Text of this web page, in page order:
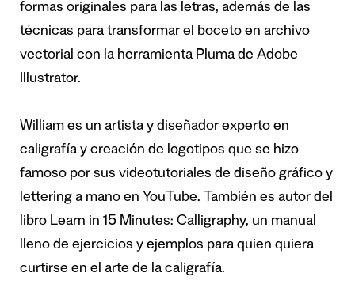
formas originales para las letras, además de las
técnicas para transformar el boceto en archivo
vectorial con la herramienta Pluma de Adobe
Illustrator.
William es un artista y diseñador experto en
caligrafía y creación de logotipos que se hizo
famoso por sus videotutoriales de diseño gráfico y
lettering a mano en YouTube. También es autor del
libro Learn in 15 Minutes: Calligraphy, un manual
lleno de ejercicios y ejemplos para quien quiera
curtirse en el arte de la caligrafía.